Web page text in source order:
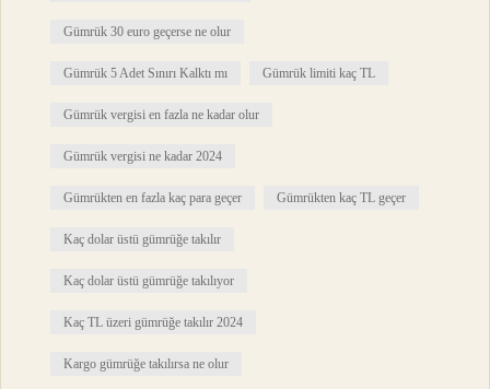
Gümrük 30 euro geçerse ne olur
Gümrük 5 Adet Sınırı Kalktı mı Gümrük limiti kaç TL
Gümrük vergisi en fazla ne kadar olur
Gümrük vergisi ne kadar 2024
Gümrükten en fazla kaç para geçer Gümrükten kaç TL geçer
Kaç dolar üstü gümrüğe takılır
Kaç dolar üstü gümrüğe takılıyor
Kaç TL üzeri gümrüğe takılır 2024
Kargo gümrüğe takılırsa ne olur